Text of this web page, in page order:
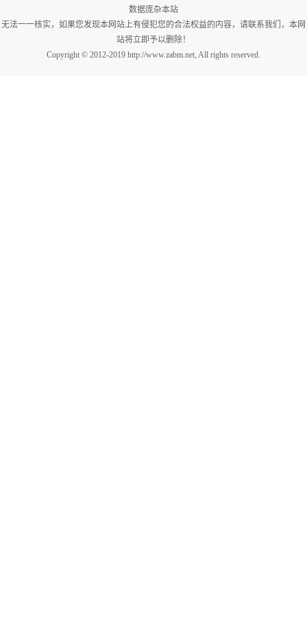
数据庞杂本站
无法一一核实，如果您发现本网站上有侵犯您的合法权益的内容，请联系我们，本网
站将立即予以删除！
Copyright © 2012-2019 http://www.zabm.net, All rights reserved.